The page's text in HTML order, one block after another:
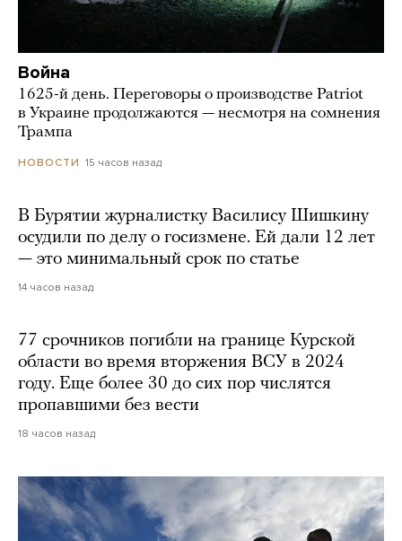
Война
1625-й день. Переговоры о производстве Patriot
в Украине продолжаются — несмотря на сомнения
Трампа
НОВОСТИ 15 часов назад
В Бурятии журналистку Василису Шишкину
осудили по делу о госизмене. Ей дали 12 лет
— это минимальный срок по статье
14 часов назад
77 срочников погибли на границе Курской
области во время вторжения ВСУ в 2024
году. Еще более 30 до сих пор числятся
пропавшими без вести
18 часов назад